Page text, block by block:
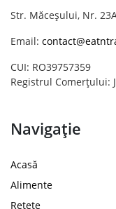
Str. Măceșului, Nr.
Email:
CUI: RO39757359
Registrul Comerțului:
Navigație
Acasă
Alimente
Rețete